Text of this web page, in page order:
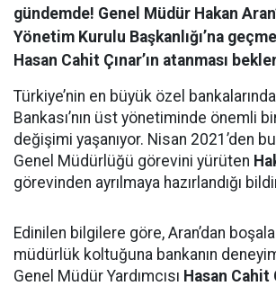
gündemde! Genel Müdür Hakan
Yönetim Kurulu Başkanlığı’na
Hasan Cahit Çınar’ın atanması
Türkiye’nin en büyük özel
Bankası’nın üst yönetiminde önemli
değişimi yaşanıyor. Nisan 2021’den
Genel Müdürlüğü görevini yürüten
görevinden ayrılmaya hazırlandığı
Edinilen bilgilere göre, Aran’dan
müdürlük koltuğuna bankanın
Genel Müdür Yardımcısı Hasan Cahit